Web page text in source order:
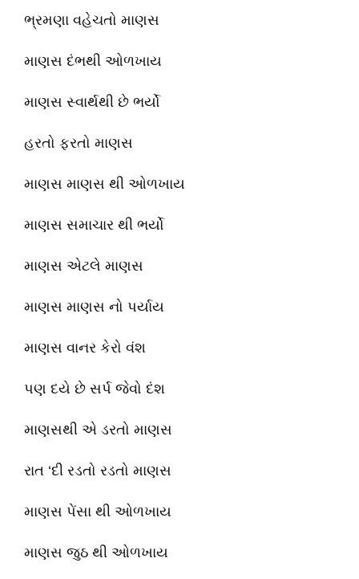
ભ્રમણા વહેચતો માણસ
માણસ દંભથી ઓળખાય
માણસ સ્વાર્થથી છે ભર્યો
હરતો ફરતો માણસ
માણસ માણસ થી ઓળખાય
માણસ સમાચાર થી ભર્યો
માણસ એટલે માણસ
માણસ માણસ નો પર્યાય
માણસ વાનર કેરો વંશ
પણ દયે છે સર્પ જેવો દંશ
માણસથી એ ડરતો માણસ
રાત ‘દી રડતો રડતો માણસ
માણસ પેંસા થી ઓળખાય
માણસ જુઠ થી ઓળખાય